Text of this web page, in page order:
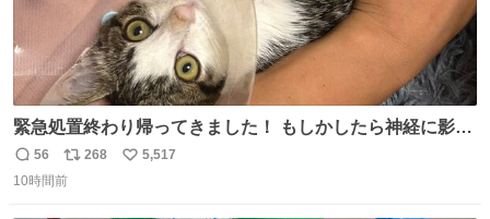
緊急処置終わり帰ってきました！ もしかしたら神経に影響
も出ているのかもと、、その影響で出にくいのもあるかも
との事 内臓エコーもしてみると少し動きが弱いのかもなぁ
返
信
56
リ
ポ
268
い
5,517
10時間前